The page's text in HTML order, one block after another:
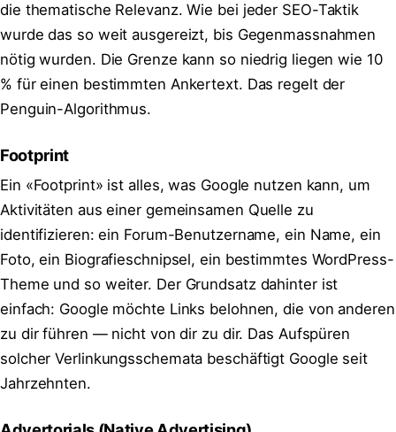
die thematische Relevanz. Wie bei jeder SEO-Taktik
wurde das so weit ausgereizt, bis Gegenmassnahmen
nötig wurden. Die Grenze kann so niedrig liegen wie 10
% für einen bestimmten Ankertext. Das regelt der
Penguin-Algorithmus.
Footprint
Ein «Footprint» ist alles, was Google nutzen kann, um
Aktivitäten aus einer gemeinsamen Quelle zu
identifizieren: ein Forum-Benutzername, ein Name, ein
Foto, ein Biografieschnipsel, ein bestimmtes WordPress-
Theme und so weiter. Der Grundsatz dahinter ist
einfach: Google möchte Links belohnen, die von anderen
zu dir führen — nicht von dir zu dir. Das Aufspüren
solcher Verlinkungsschemata beschäftigt Google seit
Jahrzehnten.